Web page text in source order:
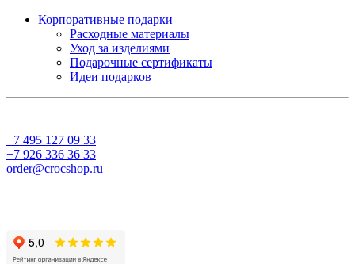
Корпоративные подарки
Расходные материалы
Уход за изделиями
Подарочные сертификаты
Идеи подарков
+7 495 127 09 33
+7 926 336 36 33
order@crocshop.ru